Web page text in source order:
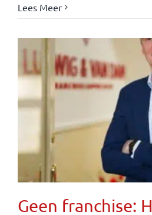
Lees Meer
Geen franchise: